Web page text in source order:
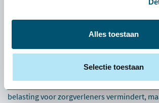
Alles toestaan
Selectie toestaan
ruimte doordat er geen zware
Advies nodig? Wij
belasting voor zorgverleners vermindert,